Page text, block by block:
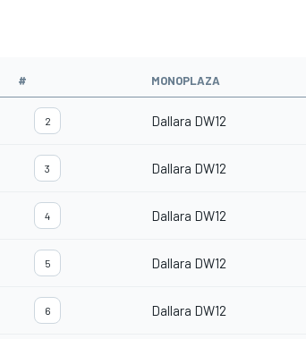
# MONOPLAZA
2 Dallara DW12
3 Dallara DW12
4 Dallara DW12
5 Dallara DW12
6 Dallara DW12